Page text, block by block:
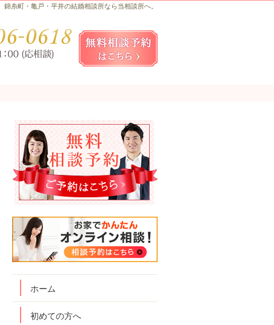
錦糸町・亀戸・平井の結婚相談所なら当相談所へ。
ホーム
初めての方へ
お気軽にお問合せ・ご相談ください